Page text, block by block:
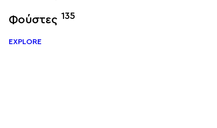
Φούστες 135
EXPLORE